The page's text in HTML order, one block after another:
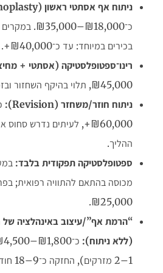
ניתוח אף אסתטי ראשון (Primary Rhinoplasty):
בכירים במיוחד: עד כ־₪40,000+.
רינו־ספטופלסטיקה (אסתטי +
₪45,000, תלוי בהיקף השחזור ובזמן חדר הניתוח.
ניתוח חוזר/משחזר (Revision):
₪60,000+, לעיתים נדרש
ההליך.
ספטופלסטיקה תפקודית בלבד:
₪25,000.
“הרמת אף”/עיצוב באינהלציה של
(ללא ניתוח):
1–2 מזרקים), החזקה כ־9–18 חודשים.